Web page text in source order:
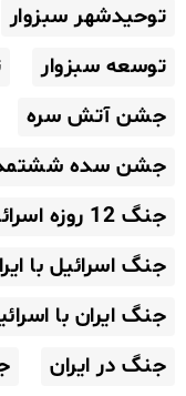
توحیدشهر سبزوار
توسعه سبزوار
جشن آتش سره
جشن سده
جنگ 12 روزه اسرائیل
جنگ اسرائیل با
جنگ ایران با
جنگ در ایران